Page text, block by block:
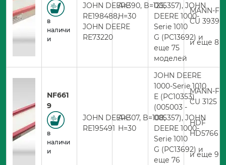
в
наличи
и
JOHN DEERE
RE198488,
JOHN DEERE
RE73220
A=390, B=125,
H=30
005357), JOHN
DEERE 1000-
Serie 1010
G (PC13692) и
еще 75
моделей
MANN-
CU 3939
и еще 8
NF661
9
в
наличи
и
JOHN DEERE
RE195491
A=307, B=108,
H=30
JOHN DEERE
1000-Serie 1010
E (PC10353)
(005003 -
005357), JOHN
DEERE 1000-
Serie 1010
G (PC13692) и
еще 76
MANN-
CU 3125
HDF
HD5766
и еще 9